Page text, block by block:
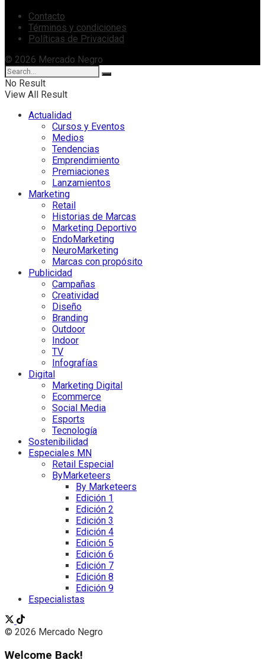
Contacto
Términos y condiciones
Políticas de Privacidad
© 2026 Mercado Negro
No Result
View All Result
Actualidad
Cursos y Eventos
Medios
Tendencias
Emprendimiento
Premiaciones
Lanzamientos
Marketing
Retail
Historias de Marcas
Marketing Deportivo
EndoMarketing
NeuroMarketing
Marcas con propósito
Publicidad
Campañas
Creatividad
Diseño
Branding
Outdoor
Indoor
TV
Infografías
Digital
Marketing Digital
Ecommerce
Social Media
Esports
Tecnología
Sostenibilidad
Especiales MN
Retail Especial
ByMarketeers
By Marketeers
Edición 1
Edición 2
Edición 3
Edición 4
Edición 5
Edición 6
Edición 7
Edición 8
Edición 9
Especialistas
© 2026 Mercado Negro
Welcome Back!